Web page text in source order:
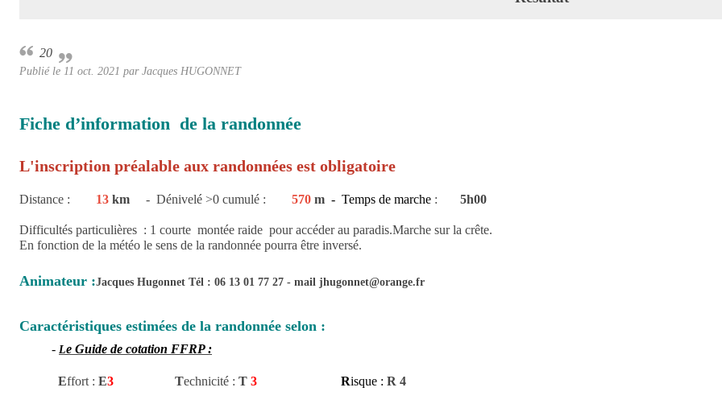
20
Publié le 11 oct. 2021 par Jacques HUGONNET
Fiche d’information de la randonnée
L'inscription préalable aux randonnées est obligatoire
Distance : 13 km - Dénivelé >0 cumulé : 570 m - Temps de marche : 5h00
Difficultés particulières : 1 courte montée raide pour accéder au paradis.Marche sur la crête.
En fonction de la météo le sens de la randonnée pourra être inversé.
Animateur :Jacques Hugonnet Tél : 06 13 01 77 27 - mail jhugonnet@orange.fr
Caractéristiques estimées de la randonnée selon :
- Le Guide de cotation FFRP :
Effort : E3 Technicité : T 3 Risque : R 4